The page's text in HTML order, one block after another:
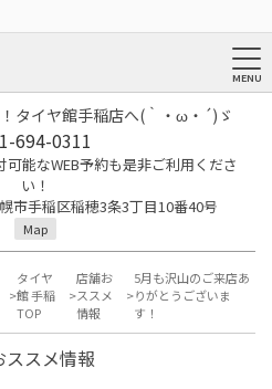
タイヤ館手稲店へ(｀・ω・´)ゞ
694-0311
能なWEB予約も是非ご利用くださ
い！
市手稲区稲穂3条3丁目10番40号
Map
タイヤ
館 手稲
TOP
店舗お
ススメ
情報
5月も沢山のご来店あ
りがとうございま
す！
ススメ情報